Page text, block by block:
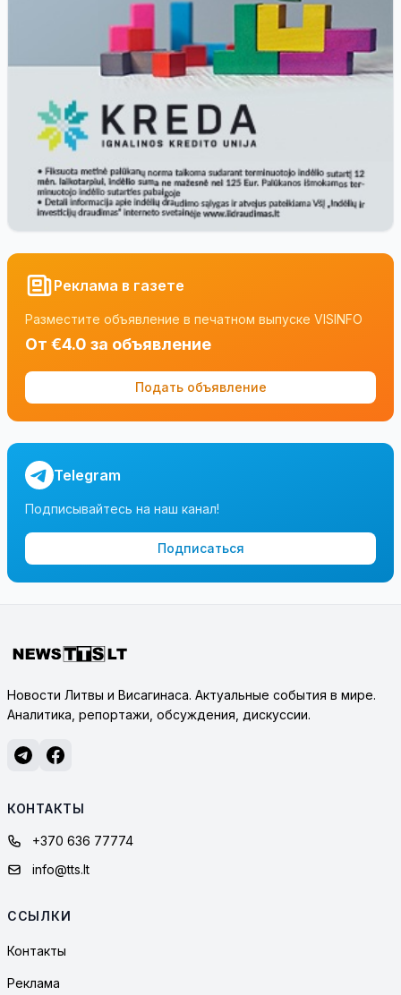
Реклама в газете
Разместите объявление в печатном выпуске VISINFO
От €4.0 за объявление
Подать объявление
Telegram
Подписывайтесь на наш канал!
Подписаться
Новости Литвы и Висагинаса. Актуальные события в мире.
Аналитика, репортажи, обсуждения, дискуссии.
КОНТАКТЫ
+370 636 77774
info@tts.lt
ССЫЛКИ
Контакты
Реклама